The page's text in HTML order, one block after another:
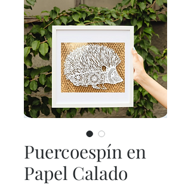
Puercoespín en
Papel Calado